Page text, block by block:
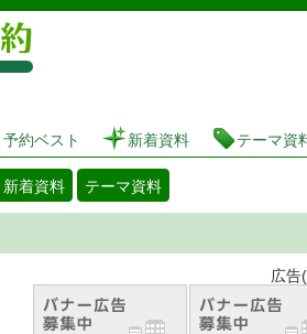
図書館 蔵書検索・予約システム
約ベスト 新着資料 テーマ資
新着資料 テーマ資料
。 広告(バナー広告等につい